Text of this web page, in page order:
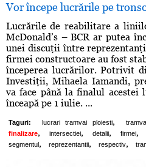
Vor începe lucrările pe
Lucrările de reabilitare a
McDonald’s – BCR ar putea
unei discuţii între
firmei constructoare au fost
începerea lucrărilor. Potrivit
Investiţii, Mihaela Iamandi,
va face până la finalul acestei
înceapă pe 1 iulie. ...
Taguri: lucrari tramvai ploiesti,
finalizare, intersectiei, detalii, firmei,
segmentul , reprezentantii, respectiv,